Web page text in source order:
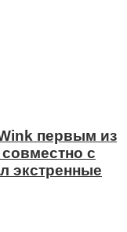
первым из
с
экстренные